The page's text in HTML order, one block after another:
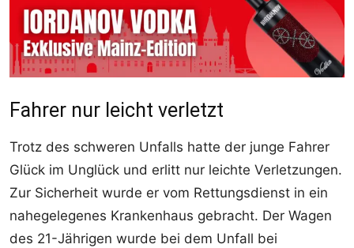
Fahrer nur leicht verletzt
Trotz des schweren Unfalls hatte der junge Fahrer
Glück im Unglück und erlitt nur leichte Verletzungen.
Zur Sicherheit wurde er vom Rettungsdienst in ein
nahegelegenes Krankenhaus gebracht. Der Wagen
des 21-Jährigen wurde bei dem Unfall bei